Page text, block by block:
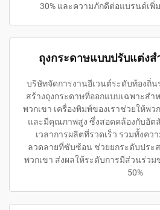
30% และความภักดีต่อแบรนด์เ
ถุงกระดาษแบบปรับแต่งส
บริษัทจัดการงานอีเวนต์ระดับท้องถิ่น
สร้างถุงกระดาษที่ออกแบบเฉพาะสำ
พวกเขา เครื่องพิมพ์ของเราช่วยให้พ
และมีคุณภาพสูง ซึ่งสอดคล้องกับอัต
เวลาการผลิตที่รวดเร็ว รวมทั้งคว
ลวดลายที่ซับซ้อน ช่วยยกระดับประ
พวกเขา ส่งผลให้ระดับการมีส่วนร่วม
50%